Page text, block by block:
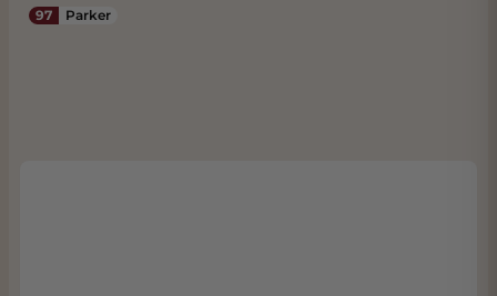
97 Parker